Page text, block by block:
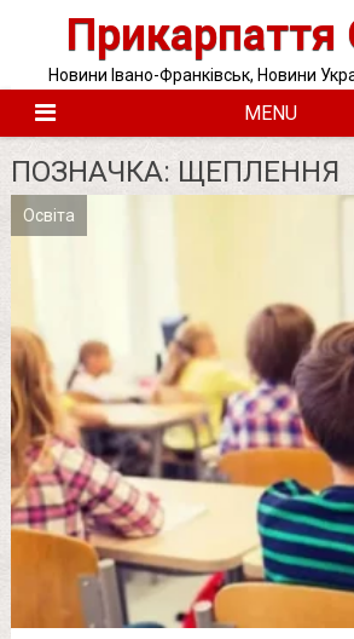
Прикарпаття
Новини Івано-Франківськ, Новини
MENU
ПОЗНАЧКА: ЩЕПЛЕННЯ
Освіта
Posts